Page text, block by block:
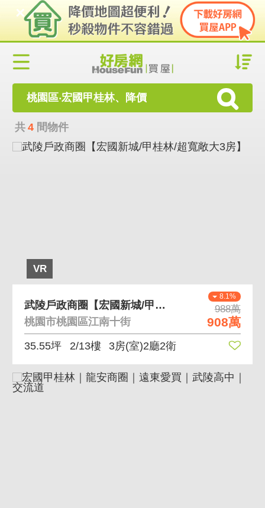
桃園區‧宏國甲桂林、降價
共 4 間物件
VR
8.1%
988萬
908萬
武陵戶政商圈【宏國新城/甲桂林/超寬敞大3房】
桃園市桃園區江南十街
35.55坪 2/13樓 3房(室)2廳2衛